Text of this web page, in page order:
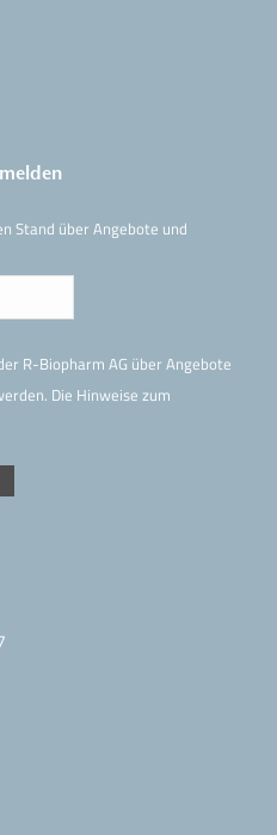
Stand über Angebote und
R-Biopharm AG über Angebote
Die Hinweisezum